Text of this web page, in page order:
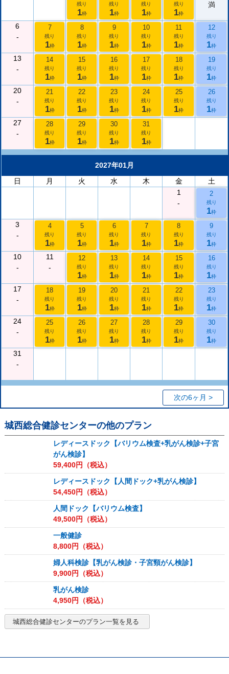
残り
1枠
残り
1枠
残り
1枠
残り
1枠
満
6
-
7
残り
1枠
8
残り
1枠
9
残り
1枠
10
残り
1枠
11
残り
1枠
12
残り
1枠
13
-
14
残り
1枠
15
残り
1枠
16
残り
1枠
17
残り
1枠
18
残り
1枠
19
残り
1枠
20
-
21
残り
1枠
22
残り
1枠
23
残り
1枠
24
残り
1枠
25
残り
1枠
26
残り
1枠
27
-
28
残り
1枠
29
残り
1枠
30
残り
1枠
31
残り
1枠
2027年01月
日
月 火 水 木 金
土
1
-
2
残り
1枠
3
-
4
残り
1枠
5
残り
1枠
6
残り
1枠
7
残り
1枠
8
残り
1枠
9
残り
1枠
10
-
11
-
12
残り
1枠
13
残り
1枠
14
残り
1枠
15
残り
1枠
16
残り
1枠
17
-
18
残り
1枠
19
残り
1枠
20
残り
1枠
21
残り
1枠
22
残り
1枠
23
残り
1枠
24
-
25
残り
1枠
26
残り
1枠
27
残り
1枠
28
残り
1枠
29
残り
1枠
30
残り
1枠
31
-
次の6ヶ月 >
城西総合健診センターの他のプラン
レディースドック【バリウム検査+乳がん検診+子宮
がん検診】
59,400円（税込）
レディースドック【人間ドック+乳がん検診】
54,450円（税込）
人間ドック【バリウム検査】
49,500円（税込）
一般健診
8,800円（税込）
婦人科検診【乳がん検診・子宮頸がん検診】
9,900円（税込）
乳がん検診
4,950円（税込）
城西総合健診センターのプラン一覧を見る